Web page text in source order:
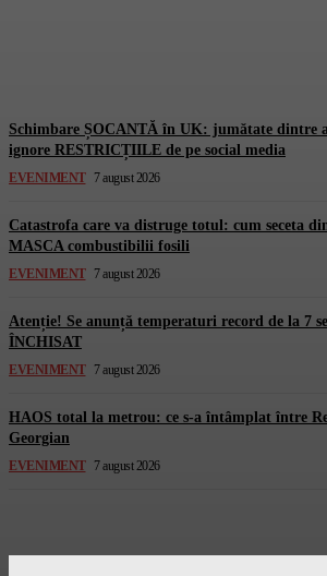
Schimbare ȘOCANTĂ în UK: jumătate dintre
ignore RESTRICȚIILE de pe social media
EVENIMENT 7 august 2026
Catastrofa care va distruge totul: cum seceta
MASCA combustibilii fosili
EVENIMENT 7 august 2026
Atenție! Se anunță temperaturi record de la 7
ÎNCHISAT
EVENIMENT 7 august 2026
HAOS total la metrou: ce s-a întâmplat între
Georgian
EVENIMENT 7 august 2026